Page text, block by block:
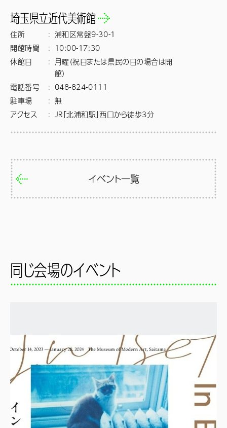
埼玉県立近代美術館
住所 : 浦和区常盤9-30-1
開館時間
:
休館日
: 月曜（祝日または県民の日の場合は開
館）
電話番号
: 048-824-0111
駐車場
: 無
アクセス
: JR「北浦和駅」西口から徒歩3分
イベント一覧
同じ会場のイベント